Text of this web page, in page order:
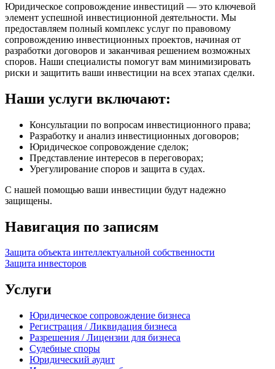
Юридическое сопровождение инвестиций — это ключевой
элемент успешной инвестиционной деятельности. Мы
предоставляем полный комплекс услуг по правовому
сопровождению инвестиционных проектов, начиная от
разработки договоров и заканчивая решением возможных
споров. Наши специалисты помогут вам минимизировать
риски и защитить ваши инвестиции на всех этапах сделки.
Наши услуги включают:
Консультации по вопросам инвестиционного права;
Разработку и анализ инвестиционных договоров;
Юридическое сопровождение сделок;
Представление интересов в переговорах;
Урегулирование споров и защита в судах.
С нашей помощью ваши инвестиции будут надежно
защищены.
Навигация по записям
Защита объекта интеллектуальной собственности
Защита инвесторов
Услуги
Юридическое сопровождение бизнеса
Регистрация / Ликвидация бизнеса
Разрешения / Лицензии для бизнеса
Судебные споры
Юридический аудит